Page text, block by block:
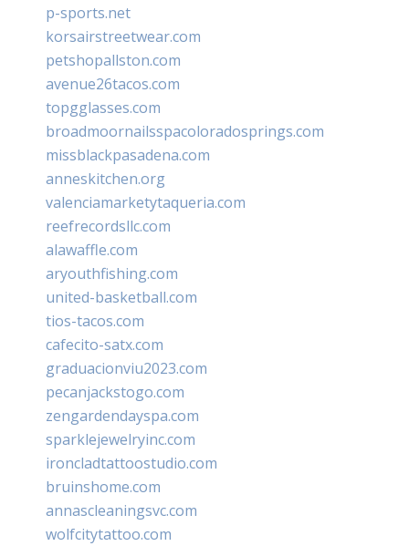
p-sports.net
korsairstreetwear.com
petshopallston.com
avenue26tacos.com
topgglasses.com
broadmoornailsspacoloradosprings.com
missblackpasadena.com
anneskitchen.org
valenciamarketytaqueria.com
reefrecordsllc.com
alawaffle.com
aryouthfishing.com
united-basketball.com
tios-tacos.com
cafecito-satx.com
graduacionviu2023.com
pecanjackstogo.com
zengardendayspa.com
sparklejewelryinc.com
ironcladtattoostudio.com
bruinshome.com
annascleaningsvc.com
wolfcitytattoo.com